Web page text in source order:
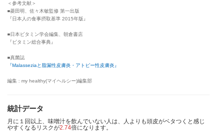
＜参考文献＞
■菱田明、佐々木敏監修 第一出版
『日本人の食事摂取基準 2015年版』
■日本ビタミン学会編集、朝倉書店
『ビタミン総合事典』
■真菌誌
『Malasseziaと脂漏性皮膚炎・アトピー性皮膚炎』
編集 : my healthy(マイヘルシー)編集部
統計データ
月に１回以上、味噌汁を飲んでいない人は、人よりも頭皮がベタつくと感じ
やすくなるリスクが2.74倍になります。